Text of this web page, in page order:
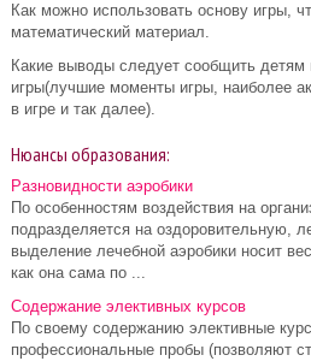
Как можно использовать основу игры,
математический материал.
Какие выводы следует сообщить детям
игры(лучшие моменты игры, наиболее
в игре и так далее).
Нюансы образования:
Разновидности аэробики
По особенностям воздействия на
подразделяется на оздоровительную,
выделение лечебной аэробики носит
как она сама по ...
Содержание элективных курсов
По своему содержанию элективные
профессиональные пробы (позволяют